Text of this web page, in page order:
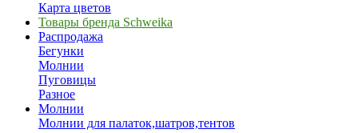
Карта цветов
Товары бренда Schweika
Распродажа
Бегунки
Молнии
Пуговицы
Разное
Молнии
Молнии для палаток,шатров,тентов